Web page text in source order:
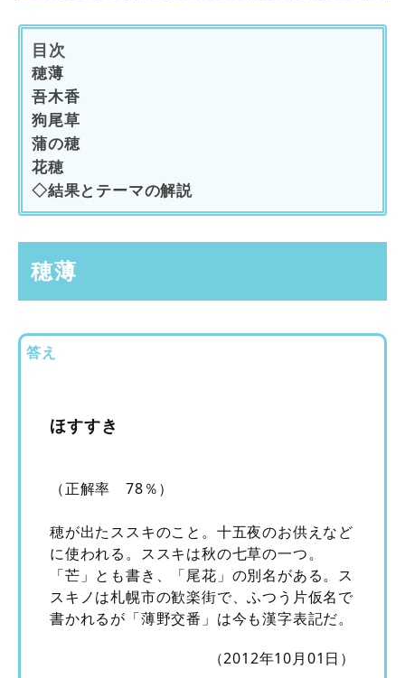
目次
穂薄
吾木香
狗尾草
蒲の穂
花穂
◇結果とテーマの解説
穂薄
答え
ほすすき
（正解率 78％）
穂が出たススキのこと。十五夜のお供えなど
に使われる。ススキは秋の七草の一つ。
「芒」とも書き、「尾花」の別名がある。ス
スキノは札幌市の歓楽街で、ふつう片仮名で
書かれるが「薄野交番」は今も漢字表記だ。
（2012年10月01日）